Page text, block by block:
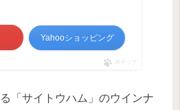
Yahooショッピング
ポチップ
「サイトウハム」のウインナ